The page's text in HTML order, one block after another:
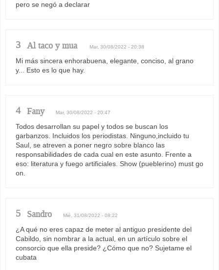
pero se negó a declarar
3 Al taco y mua Mar, 30/08/2022 - 20:38
Mi más sincera enhorabuena, elegante, conciso, al grano
y... Esto es lo que hay.
4 Fany Mar, 30/08/2022 - 20:47
Todos desarrollan su papel y todos se buscan los
garbanzos. Incluidos los periodistas. Ninguno,incluido tu
Saul, se atreven a poner negro sobre blanco las
responsabilidades de cada cual en este asunto. Frente a
eso: literatura y fuego artificiales. Show (pueblerino) must go
on.
5 Sandro Mié, 31/08/2022 - 08:22
¿A qué no eres capaz de meter al antiguo presidente del
Cabildo, sin nombrar a la actual, en un artículo sobre el
consorcio que ella preside? ¿Cómo que no? Sujetame el
cubata